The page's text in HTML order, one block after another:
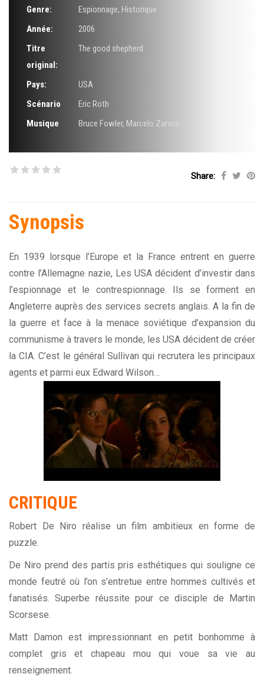
Genre:
Espionnage, Historique
Année:
2006
Titre
original:
The good shepherd
Pays:
USA
Scénario
Eric Roth
Musique
Bruce Fowler, Marcelo Zarvos
Share:
Synopsis
En 1939 lorsque l’Europe et la France entrent en guerre
contre l’Allemagne nazie, Les USA décident d’investir dans
l’espionnage et le contrespionnage. Ils se forment en
Angleterre auprès des services secrets anglais. A la fin de
la guerre et face à la menace soviétique d’expansion du
communisme à travers le monde, les USA décident de créer
la CIA. C’est le général Sullivan qui recrutera les principaux
agents et parmi eux Edward Wilson…
CRITIQUE
Robert De Niro réalise un film ambitieux en forme de
puzzle.
De Niro prend des partis pris esthétiques qui souligne ce
monde feutré où l’on s’entretue entre hommes cultivés et
fanatisés. Superbe réussite pour ce disciple de Martin
Scorsese.
Matt Damon est impressionnant en petit bonhomme à
complet gris et chapeau mou qui voue sa vie au
renseignement.